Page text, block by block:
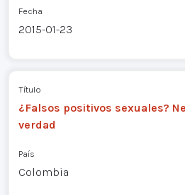
Fecha
2015-01-23
Título
¿Falsos positivos sexuales?
verdad
País
Colombia